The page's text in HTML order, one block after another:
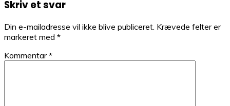
Skriv et svar
Din e-mailadresse vil ikke blive publiceret. Krævede felter er
markeret med *
Kommentar*